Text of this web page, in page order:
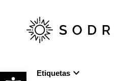
Abrir barra de
contenido
principal
Etiquetas expand_more